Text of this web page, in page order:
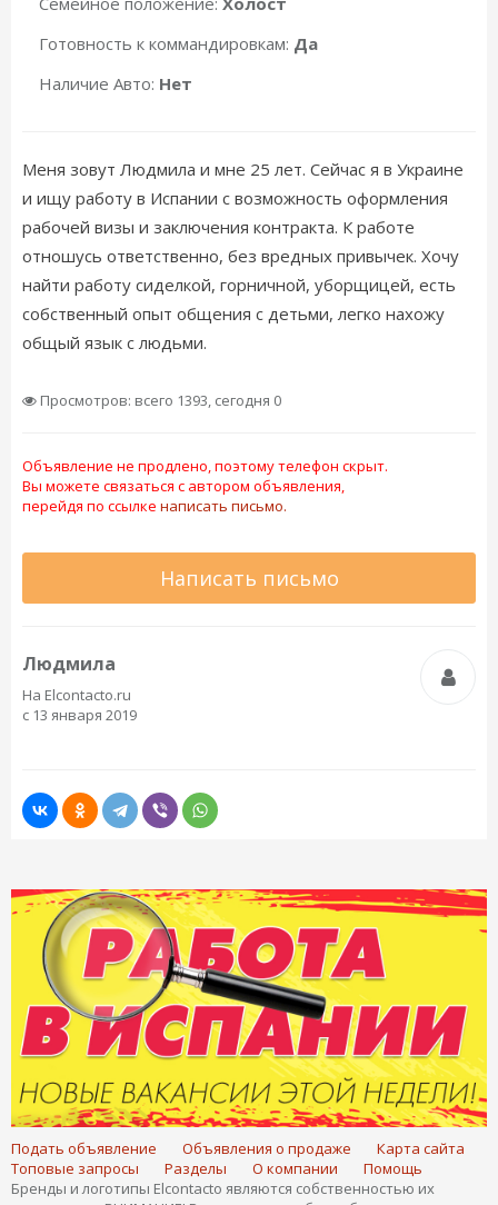
Готовность к коммандировкам: Да
Наличие Авто: Нет
Меня зовут Людмила и мне 25 лет. Сейчас я в Украине
и ищу работу в Испании с возможность оформления
рабочей визы и заключения контракта. К работе
отношусь ответственно, без вредных привычек. Хочу
найти работу сиделкой, горничной, уборщицей, есть
собственный опыт общения с детьми, легко нахожу
общый язык с людьми.
Просмотров: всего 1393, сегодня 0
Объявление не продлено, поэтому телефон скрыт.
Вы можете связаться с автором объявления,
перейдя по ссылке написать письмо.
Написать письмо
Людмила
На Elcontacto.ru
с 13 января 2019
Подать объявление Объявления о продаже
Карта сайта
Топовые запросы
Разделы О компании
Помощь
Бренды и логотипы Elcontacto являются собственностью их